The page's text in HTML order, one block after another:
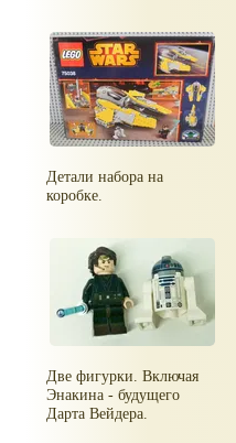
Детали набора на
коробке.
Две фигурки. Включая
Энакина - будущего
Дарта Вейдера.